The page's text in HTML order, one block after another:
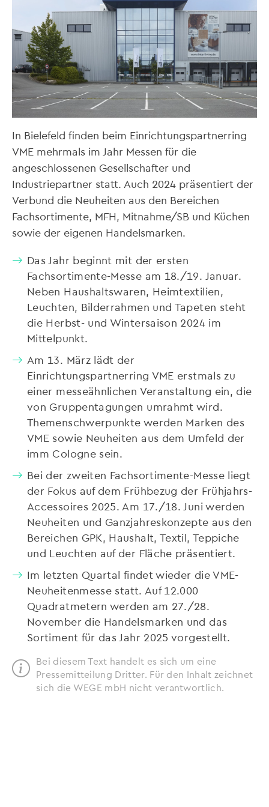
In Bielefeld finden beim Einrichtungspartnerring
VME mehrmals im Jahr Messen für die
angeschlossenen Gesellschafter und
Industriepartner statt. Auch 2024 präsentiert der
Verbund die Neuheiten aus den Bereichen
Fachsortimente, MFH, Mitnahme/SB und Küchen
sowie der eigenen Handelsmarken.
Das Jahr beginnt mit der ersten
Fachsortimente-Messe am 18./19. Januar.
Neben Haushaltswaren, Heimtextilien,
Leuchten, Bilderrahmen und Tapeten steht
die Herbst- und Wintersaison 2024 im
Mittelpunkt.
Am 13. März lädt der
Einrichtungspartnerring VME erstmals zu
einer messeähnlichen Veranstaltung ein, die
von Gruppentagungen umrahmt wird.
Themenschwerpunkte werden Marken des
VME sowie Neuheiten aus dem Umfeld der
imm Cologne sein.
Bei der zweiten Fachsortimente-Messe liegt
der Fokus auf dem Frühbezug der Frühjahrs-
Accessoires 2025. Am 17./18. Juni werden
Neuheiten und Ganzjahreskonzepte aus den
Bereichen GPK, Haushalt, Textil, Teppiche
und Leuchten auf der Fläche präsentiert.
Im letzten Quartal findet wieder die VME-
Neuheitenmesse statt. Auf 12.000
Quadratmetern werden am 27./28.
November die Handelsmarken und das
Sortiment für das Jahr 2025 vorgestellt.
Bei diesem Text handelt es sich um eine
Pressemitteilung Dritter. Für den Inhalt zeichnet
sich die WEGE mbH nicht verantwortlich.